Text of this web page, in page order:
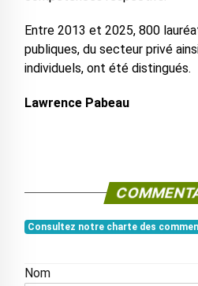
Entre 2013 et 2025, 800
publiques, du secteur privé
individuels, ont été distingués.
Lawrence Pabeau
Consultez notre charte des
Nom